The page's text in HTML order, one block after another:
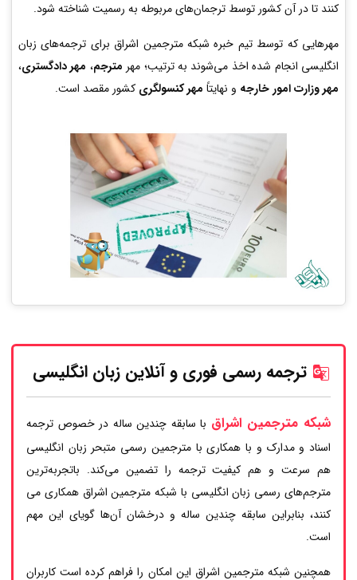
کنند تا در آن کشور توسط ترجمان‌های مربوطه به رسمیت شناخته شود.
مهرهایی که توسط تیم خبره شبکه مترجمین اشراق برای ترجمه‌های زبان
انگلیسی انجام شده اخذ می‌شوند به ترتیب؛ مهر مترجم، مهر دادگستری،
مهر وزارت امور خارجه و نهایتاً مهر کنسولگری کشور مقصد است.
ترجمه رسمی فوری و آنلاین زبان انگلیسی
شبکه مترجمین اشراق با سابقه چندین ساله در خصوص ترجمه
اسناد و مدارک و با همکاری با مترجمین رسمی متبحر زبان انگلیسی
هم سرعت و هم کیفیت ترجمه را تضمین می‌کند. باتجربه‌ترین
مترجم‌های رسمی زبان انگلیسی با شبکه مترجمین اشراق همکاری می
کنند، بنابراین سابقه چندین ساله و درخشان آن‌ها گویای این مهم
است.
همچنین شبکه مترجمین اشراق این امکان را فراهم کرده است کاربران